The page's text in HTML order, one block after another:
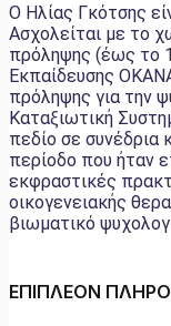
Ο Ηλίας Γκότσης
Ασχολείται με το
πρόληψης (έως το
Εκπαίδευσης
πρόληψης για την
Καταξιωτική
πεδίο σε συνέδρια
περίοδο που ήταν
εκφραστικές
οικογενειακής
βιωματικό
ΕΠΙΠΛΕΟΝ